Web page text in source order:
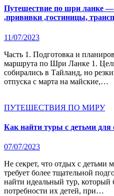
Путешествие по шри ланке —
,прививки ,гостиницы,
11/07/2023
Часть 1. Подготовка и планирование самостоятельного
маршрута по Шри Ланке 1.
собирались в Тайланд, но
отпуска с марта на майские,…
ПУТЕШЕСТВИЯ ПО МИРУ
Как найти туры с детьми для
07/07/2023
Не секрет, что отдых с детьми может быть немного сложнее и
требует более тщательной
найти идеальный тур,
потребности их детей, при…